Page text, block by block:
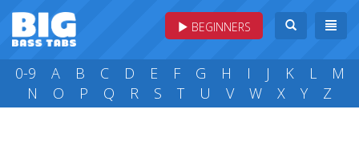
BEGINNERS
0-9 A B C D E F G H I J K L
M
N
O P Q R S T U V W X Y Z